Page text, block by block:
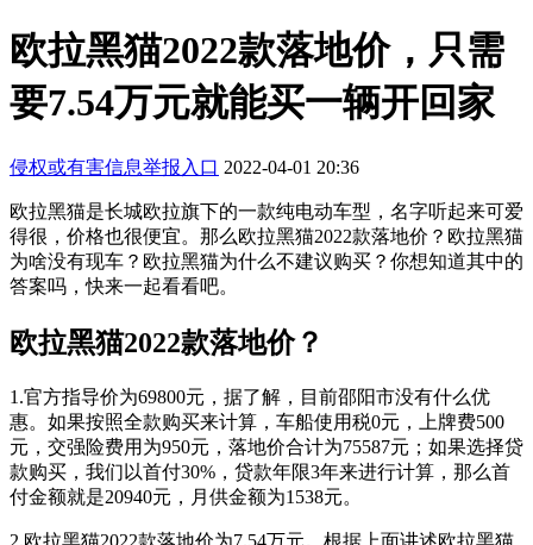
欧拉黑猫2022款落地价，只需
要7.54万元就能买一辆开回家
侵权或有害信息举报入口 2022-04-01 20:36
欧拉黑猫是长城欧拉旗下的一款纯电动车型，名字听起来可爱
得很，价格也很便宜。那么欧拉黑猫2022款落地价？欧拉黑猫
为啥没有现车？欧拉黑猫为什么不建议购买？你想知道其中的
答案吗，快来一起看看吧。
欧拉黑猫2022款落地价？
1.官方指导价为69800元，据了解，目前邵阳市没有什么优
惠。如果按照全款购买来计算，车船使用税0元，上牌费500
元，交强险费用为950元，落地价合计为75587元；如果选择贷
款购买，我们以首付30%，贷款年限3年来进行计算，那么首
付金额就是20940元，月供金额为1538元。
2.欧拉黑猫2022款落地价为7.54万元。根据上面讲述欧拉黑猫